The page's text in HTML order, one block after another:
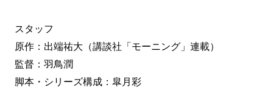
スタッフ
原作：出端祐大（講談社「モーニング」連載）
監督：羽鳥潤
脚本・シリーズ構成：皐月彩